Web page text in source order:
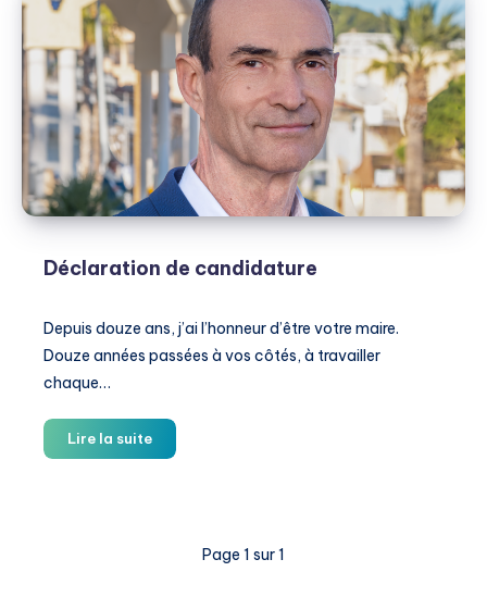
Déclaration de candidature
Depuis douze ans, j’ai l’honneur d’être votre maire.
Douze années passées à vos côtés, à travailler
chaque…
Lire la suiteDéclaration
de
Page 1 sur 1